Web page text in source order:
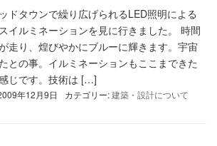
ドタウンで繰り広げられるLED照明による
イルミネーションを見に行きました。 時間
走り、煌びやかにブルーに輝きます。宇宙
との事。イルミネーションもここまできた
じです。技術は […]
年12月9日 カテゴリー:建築・設計について